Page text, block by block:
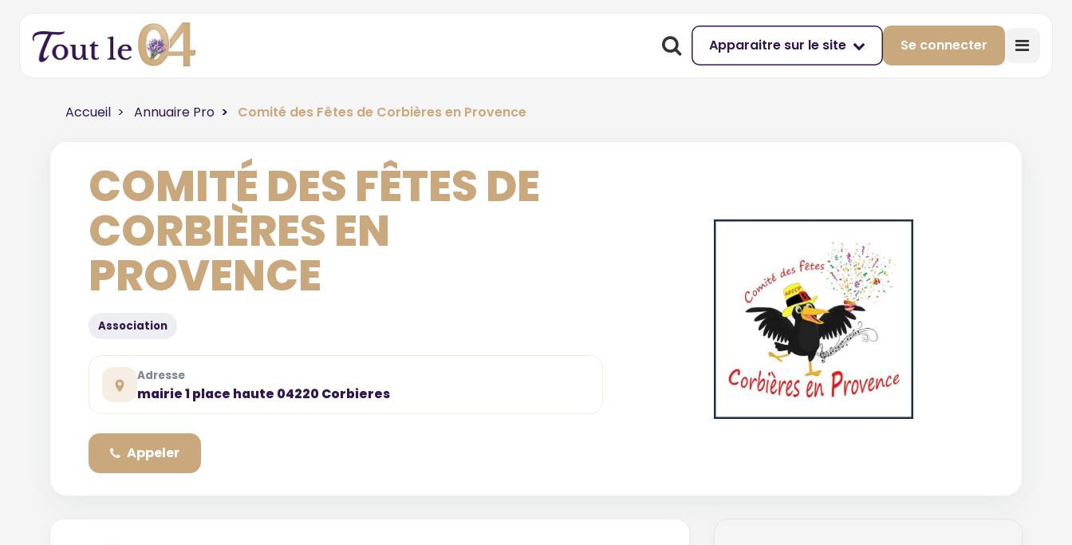
Apparaitre sur le site Se connecter
Accueil Annuaire Pro Comité des Fêtes de Corbières en Provence
COMITÉ DES FÊTES DE
CORBIÈRES EN
PROVENCE
Association
Adresse
mairie 1 place haute 04220 Corbieres
Appeler